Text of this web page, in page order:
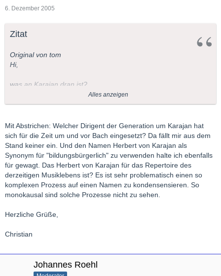
6. Dezember 2005
Zitat
Original von tom
Hi,
was an Karajan dran ist?
Karajan hat das Repertoire der bildungsbürgerlichen Mehrheit
des Interesses wert. Praktisch fehlt die komplette Moderne ab
1920 und die frühe Musik um und vor Bach; entsprechend sieht
zur Zeit das Stammrepertoire des realen Musiklebens aus.
Haltet Ihr die These für zutreffend? Ist da was dran?
Beste Grüße
Alles anzeigen
Mit Abstrichen: Welcher Dirigent der Generation um Karajan hat
sich für die Zeit um und vor Bach eingesetzt? Da fällt mir aus dem
Stand keiner ein. Und den Namen Herbert von Karajan als
Synonym für "bildungsbürgerlich" zu verwenden halte ich ebenfalls
für gewagt. Das Herbert von Karajan für das Repertoire des
derzeitigen Musiklebens ist? Es ist sehr problematisch einen so
komplexen Prozess auf einen Namen zu kondensensieren. So
monokausal sind solche Prozesse nicht zu sehen.
Herzliche Grüße,
Christian
Johannes Roehl